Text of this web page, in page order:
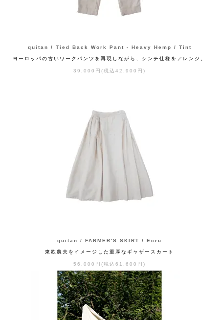
quitan / Tied Back Work Pant - Heavy Hemp / Tint
ヨーロッパの古いワークパンツを再現しながら、シンチ仕様をアレンジ。
39,000円(税込42,900円)
quitan / FARMER'S SKIRT / Ecru
東欧農夫をイメージした重厚なギャザースカート
56,000円(税込61,600円)